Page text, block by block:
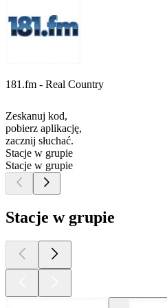
181.fm - Real Country
Zeskanuj kod,
pobierz aplikację,
zacznij słuchać.
Stacje w grupie
Stacje w grupie
Stacje w grupie